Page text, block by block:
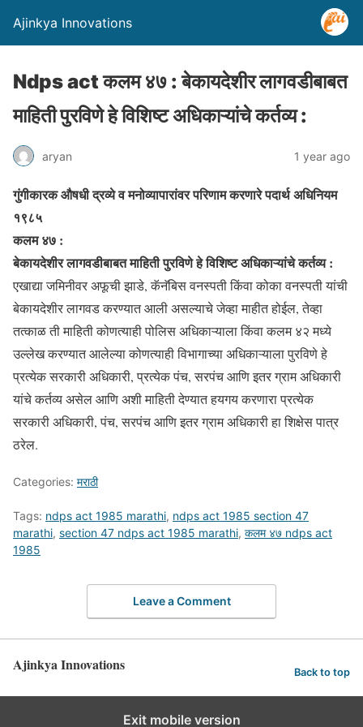
Ajinkya Innovations
Ndps act कलम ४७ : बेकायदेशीर लागवडीबाबत
माहिती पुरविणे हे विशिष्ट अधिकाऱ्यांचे कर्तव्य :
aryan 1 year ago
गुंगीकारक औषधी द्रव्ये व मनोव्यापारांवर परिणाम करणारे पदार्थ अधिनियम
१९८५
कलम ४७ :
बेकायदेशीर लागवडीबाबत माहिती पुरविणे हे विशिष्ट अधिकाऱ्यांचे कर्तव्य :
एखाद्या जमिनीवर अफूची झाडे, कॅनॅबिस वनस्पती किंवा कोका वनस्पती यांची
बेकायदेशीर लागवड करण्यात आली असल्याचे जेव्हा माहीत होईल, तेव्हा
तत्काळ ती माहिती कोणत्याही पोलिस अधिकाऱ्याला किंवा कलम ४२ मध्ये
उल्लेख करण्यात आलेल्या कोणत्याही विभागाच्या अधिकाऱ्याला पुरविणे हे
प्रत्येक सरकारी अधिकारी, प्रत्येक पंच, सरपंच आणि इतर ग्राम अधिकारी
यांचे कर्तव्य असेल आणि अशी माहिती देण्यात हयगय करणारा प्रत्येक
सरकारी अधिकारी, पंच, सरपंच आणि इतर ग्राम अधिकारी हा शिक्षेस पात्र
ठरेल.
Categories: मराठी
Tags: ndps act 1985 marathi, ndps act 1985 section 47
marathi, section 47 ndps act 1985 marathi, कलम ४७ ndps act
1985
Leave a Comment
Ajinkya Innovations Back to top
Exit mobile version